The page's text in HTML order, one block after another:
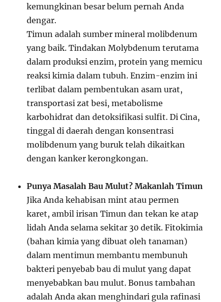
kemungkinan besar belum pernah Anda
dengar.
Timun adalah sumber mineral molibdenum
yang baik. Tindakan Molybdenum terutama
dalam produksi enzim, protein yang memicu
reaksi kimia dalam tubuh. Enzim-enzim ini
terlibat dalam pembentukan asam urat,
transportasi zat besi, metabolisme
karbohidrat dan detoksifikasi sulfit. Di Cina,
tinggal di daerah dengan konsentrasi
molibdenum yang buruk telah dikaitkan
dengan kanker kerongkongan.
Punya Masalah Bau Mulut? Makanlah Timun
Jika Anda kehabisan mint atau permen
karet, ambil irisan Timun dan tekan ke atap
lidah Anda selama sekitar 30 detik. Fitokimia
(bahan kimia yang dibuat oleh tanaman)
dalam mentimun membantu membunuh
bakteri penyebab bau di mulut yang dapat
menyebabkan bau mulut. Bonus tambahan
adalah Anda akan menghindari gula rafinasi